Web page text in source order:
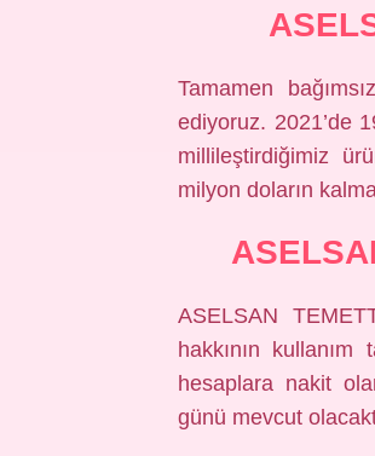
Tamamen
ediyoruz. 2021’de
millileştirdiğimiz
milyon doların
ASELSAN
hakkının
hesaplara nakit
günü mevcut